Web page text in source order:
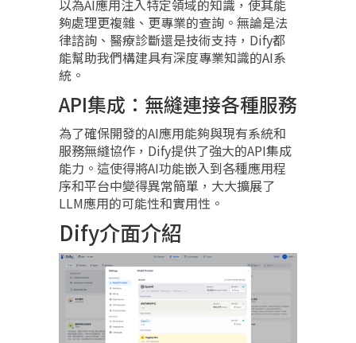
以為AI應用注入特定領域的知識，使其能
夠處理更複雜、更專業的查詢。無論是法
律諮詢、醫療診斷還是技術支持，Dify都
能幫助我們構建具有深度專業知識的AI系
統。
API集成：無縫連接各種服務
為了確保開發的AI應用能夠與現有系統和
服務無縫協作，Dify提供了強大的API集成
能力。這使得將AI功能嵌入到各種應用程
序和平台中變得異常簡單，大大擴展了
LLM應用的可能性和實用性。
Dify介面介紹